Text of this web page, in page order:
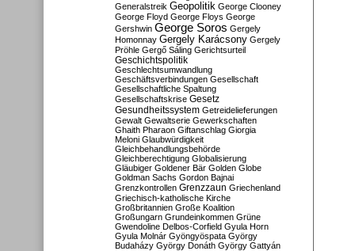
Generalstreik Geopolitik George Clooney
George Floyd George Floys George
Gershwin George Soros Gergely
Homonnay Gergely Karácsony Gergely
Pröhle Gergő Sáling Gerichtsurteil
Geschichtspolitik
Geschlechtsumwandlung
Geschäftsverbindungen Gesellschaft
Gesellschaftliche Spaltung
Gesellschaftskrise Gesetz
Gesundheitssystem Getreidelieferungen
Gewalt Gewaltserie Gewerkschaften
Ghaith Pharaon Giftanschlag Giorgia
Meloni Glaubwürdigkeit
Gleichbehandlungsbehörde
Gleichberechtigung Globalisierung
Gläubiger Goldener Bär Golden Globe
Goldman Sachs Gordon Bajnai
Grenzkontrollen Grenzzaun Griechenland
Griechisch-katholische Kirche
Großbritannien Große Koalition
Großungarn Grundeinkommen Grüne
Gwendoline Delbos-Corfield Gyula Horn
Gyula Molnár Gyöngyöspata György
Budaházy György Donáth György Gattyán